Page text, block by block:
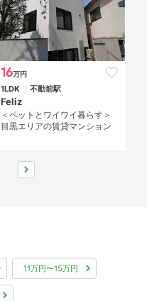
16万円
1LDK 不動前駅
Feliz
＜ペットとワイワイ暮らす＞
目黒エリアの賃貸マンション
11万円〜15万円